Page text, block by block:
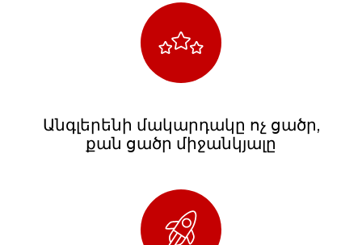
Անգլերենի մակարդակը ոչ ցածր,
քան ցածր միջանկյալը